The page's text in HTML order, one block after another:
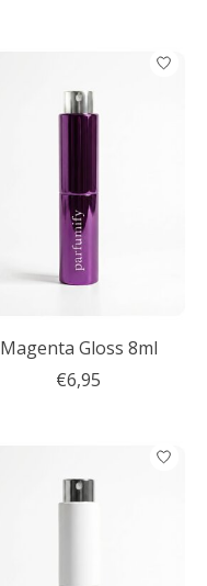
Magenta Gloss 8ml
€6,95